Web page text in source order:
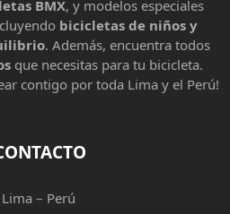
BMX, y modelos especiales
bicicletas de niños y
. Además, encuentra todos
que necesitas para tu bicicleta.
contigo por toda Lima y el Perú!
– Perú